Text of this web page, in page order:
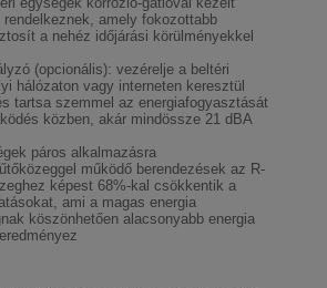
rendelkeznek, amely fokozottabb
a nehéz időjárási körülményekkel
(opcionális): vezérelje a beltéri
hálózaton vagy interneten keresztül
tartsa szemmel az energiafogyasztását
közben, akár mindössze 21 dBA
páros alkalmazásra
működő berendezések az R-
képest 68%-kal csökkentik a
ami a magas energia
köszönhetően alacsonyabb energia